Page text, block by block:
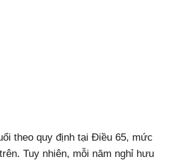
theo quy định tại Điều 65, mức
Tuy nhiên, mỗi năm nghỉ hưu